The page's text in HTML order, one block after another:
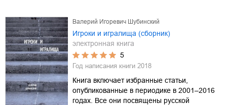
Валерий Игоревич Шубинский
Игроки и игралища (сборник)
электронная книга
5
Год написания книги 2018
Книга включает избранные статьи,
опубликованные в периодике в 2001–2016
годах. Все они посвящены русской